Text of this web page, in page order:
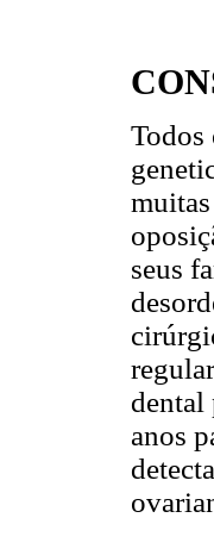
Todos
seus
dental
anos